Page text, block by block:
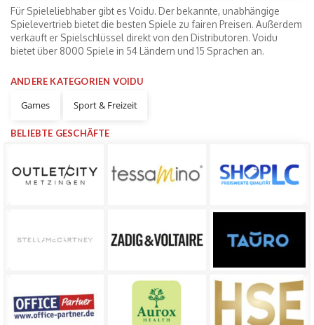
Für Spieleliebhaber gibt es Voidu. Der bekannte, unabhängige
Spielevertrieb bietet die besten Spiele zu fairen Preisen. Außerdem
verkauft er Spielschlüssel direkt von den Distributoren. Voidu
bietet über 8000 Spiele in 54 Ländern und 15 Sprachen an.
ANDERE KATEGORIEN VOIDU
Games Sport & Freizeit
BELIEBTE GESCHÄFTE